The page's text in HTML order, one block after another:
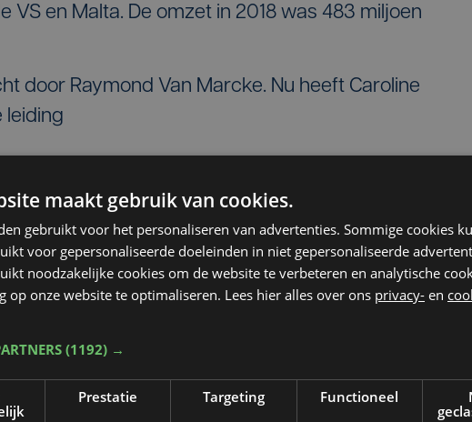
VS en Malta. De omzet in 2018 was 483 miljoen
door Raymond Van Marcke. Nu heeft Caroline
leiding
van de bouw:
maakt gebruik van cookies.
gebruikt voor het personaliseren van advertenties. Sommige cookies
voor gepersonaliseerde doeleinden in niet gepersonaliseerde
noodzakelijke cookies om de website te verbeteren en analytische
op onze website te optimaliseren. Lees hier alles over ons privacy- en
(1192) →
Prestatie Targeting Functioneel